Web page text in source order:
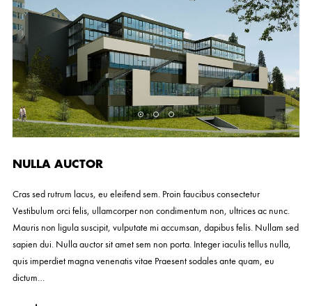
NULLA AUCTOR
Cras sed rutrum lacus, eu eleifend sem. Proin faucibus consectetur
Vestibulum orci felis, ullamcorper non condimentum non, ultrices ac nunc.
Mauris non ligula suscipit, vulputate mi accumsan, dapibus felis. Nullam sed
sapien dui. Nulla auctor sit amet sem non porta. Integer iaculis tellus nulla,
quis imperdiet magna venenatis vitae Praesent sodales ante quam, eu
dictum…